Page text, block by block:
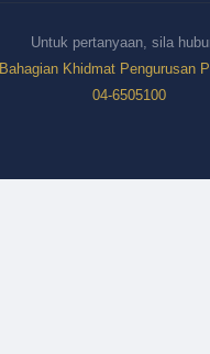
Untuk pertanyaan, sila
Bahagian Khidmat Pengurusan
04-6505100